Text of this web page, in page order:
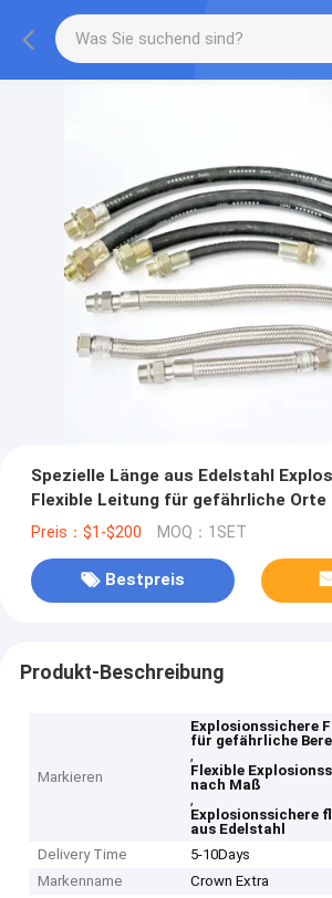
Spezielle Länge aus Edelstahl
Flexible Leitung für gefährliche Orte
Preis：$1-$200 MOQ：1SET
Bestpreis
Produkt-Beschreibung
Markieren
Explosionssichere
für gefährliche
,
Flexible
nach Maß
,
Explosionssichere
aus Edelstahl
Delivery Time
5-10Days
Markenname
Crown Extra